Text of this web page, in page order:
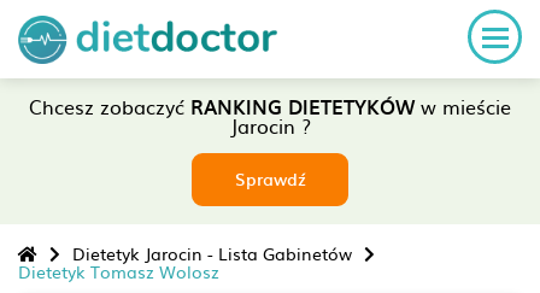
Chcesz zobaczyć RANKING DIETETYKÓWw mieście
Jarocin ?
Sprawdź
Dietetyk Jarocin - Lista Gabinetów
Dietetyk Tomasz Wolosz